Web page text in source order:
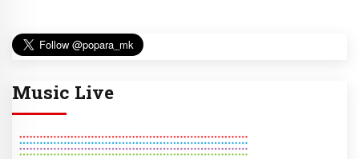
Music Live